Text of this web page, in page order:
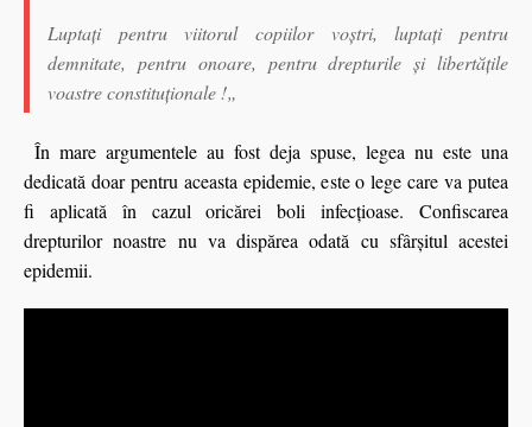
Luptați pentru viitorul copiilor voștri, luptați pentru
demnitate, pentru onoare, pentru drepturile și libertățile
voastre constituționale !„
În mare argumentele au fost deja spuse, legea nu este una
dedicată doar pentru aceasta epidemie, este o lege care va putea
fi aplicată în cazul oricărei boli infecțioase. Confiscarea
drepturilor noastre nu va dispărea odată cu sfârșitul acestei
epidemii.